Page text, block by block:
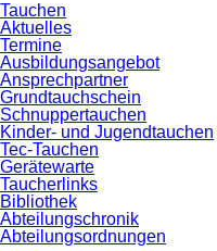
Tauchen
Aktuelles
Termine
Ausbildungsangebot
Ansprechpartner
Grundtauchschein
Schnuppertauchen
Kinder- und Jugendtauchen
Tec-Tauchen
Gerätewarte
Taucherlinks
Bibliothek
Abteilungschronik
Abteilungsordnungen